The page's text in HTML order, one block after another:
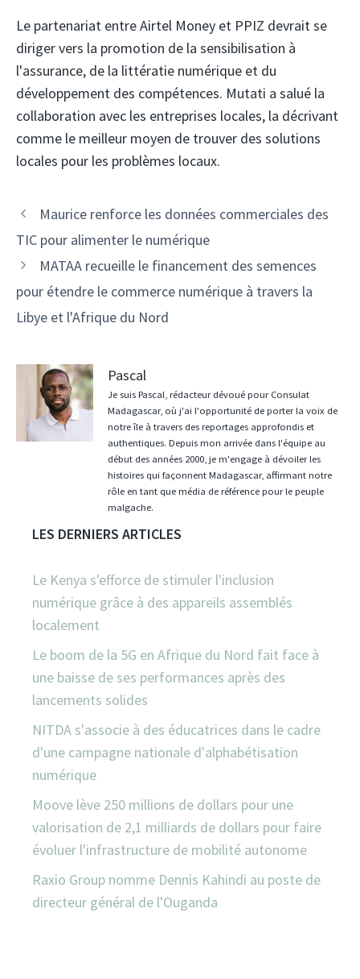
Le partenariat entre Airtel Money et PPIZ devrait se
diriger vers la promotion de la sensibilisation à
l'assurance, de la littératie numérique et du
développement des compétences. Mutati a salué la
collaboration avec les entreprises locales, la décrivant
comme le meilleur moyen de trouver des solutions
locales pour les problèmes locaux.
Navigation
des
Maurice renforce les données commerciales des
TIC pour alimenter le numérique
MATAA recueille le financement des semences
pour étendre le commerce numérique à travers la
Libye et l'Afrique du Nord
Pascal
Je suis Pascal, rédacteur dévoué pour Consulat
Madagascar, où j'ai l'opportunité de porter la voix de
notre île à travers des reportages approfondis et
authentiques. Depuis mon arrivée dans l'équipe au
début des années 2000, je m'engage à dévoiler les
histoires qui façonnent Madagascar, affirmant notre
rôle en tant que média de référence pour le peuple
malgache.
LES DERNIERS ARTICLES
Le Kenya s'efforce de stimuler l'inclusion
numérique grâce à des appareils assemblés
localement
Le boom de la 5G en Afrique du Nord fait face à
une baisse de ses performances après des
lancements solides
NITDA s'associe à des éducatrices dans le cadre
d'une campagne nationale d'alphabétisation
numérique
Moove lève 250 millions de dollars pour une
valorisation de 2,1 milliards de dollars pour faire
évoluer l'infrastructure de mobilité autonome
Raxio Group nomme Dennis Kahindi au poste de
directeur général de l'Ouganda